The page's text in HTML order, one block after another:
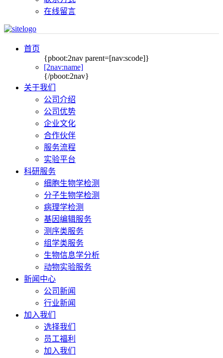
在线留言
首页
{pboot:2nav parent=[nav:scode]}
[2nav:name]
{/pboot:2nav}
关于我们
公司介绍
公司优势
企业文化
合作伙伴
服务流程
实验平台
科研服务
细胞生物学检测
分子生物学检测
病理学检测
基因编辑服务
测序类服务
组学类服务
生物信息学分析
动物实验服务
新闻中心
公司新闻
行业新闻
加入我们
选择我们
员工福利
加入我们